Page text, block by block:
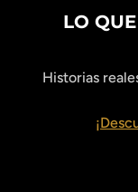
LO
Historias